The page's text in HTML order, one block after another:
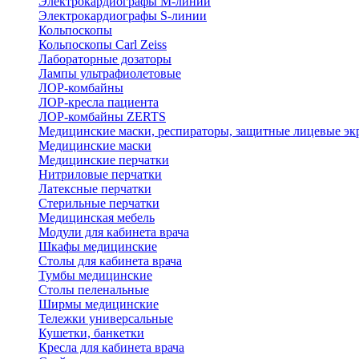
Электрокардиографы S-линии
Кольпоскопы
Кольпоскопы Carl Zeiss
Лабораторные дозаторы
Лампы ультрафиолетовые
ЛОР-комбайны
ЛОР-кресла пациента
ЛОР-комбайны ZERTS
Медицинские маски, респираторы, защитные лицевые
Медицинские маски
Медицинские перчатки
Нитриловые перчатки
Латексные перчатки
Стерильные перчатки
Медицинская мебель
Модули для кабинета врача
Шкафы медицинские
Столы для кабинета врача
Тумбы медицинские
Столы пеленальные
Ширмы медицинские
Тележки универсальные
Кушетки, банкетки
Кресла для кабинета врача